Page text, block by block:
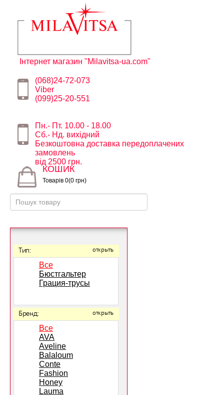
Інтернет магазин "Milavitsa-ua.com"
(068)24-72-073
Viber
(099)25-20-551
Пн.- Пт. 10.00 - 18.00
Сб.- Нд. вихідний
Безкоштовна доставка передоплачених
замовлень
від 2500 грн.
КОШИК
Товарів 0(0 грн)
Тип: открыть
Все
Бюстгальтер
Грация-трусы
Бренд: открыть
Все
AVA
Aveline
Balaloum
Conte
Fashion
Honey
Lauma